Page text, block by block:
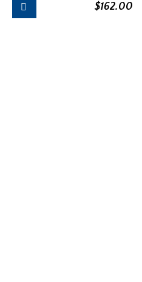
$162.00